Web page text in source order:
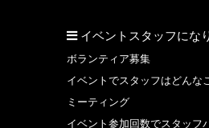
イベントスタッフにな
ボランティア募集
イベントでスタッフはどんな
ミーティング
イベント参加回数でスタッフ